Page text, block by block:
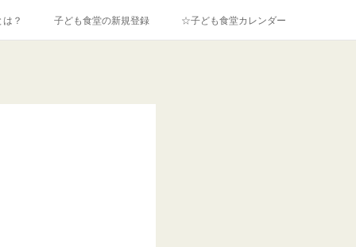
？ 子ども食堂の新規登録 ☆子ども食堂カレンダー